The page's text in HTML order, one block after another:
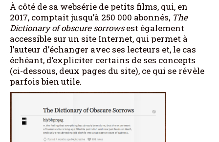
À côté de sa websérie de petits films, qui, en
2017, comptait jusqu’à 250 000 abonnés, The
Dictionary of obscure sorrowsest également
accessible sur un site Internet, qui permet à
l’auteur d’échanger avec ses lecteurs et, le cas
échéant, d’expliciter certains de ses concepts
(ci-dessous, deux pages du site), ce qui se révèle
parfois bien utile.